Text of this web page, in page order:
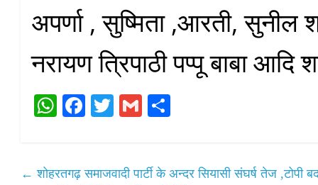
अपर्णा , सुष्मिता ,आरती, सुनील
नरायण त्रिपाठी पप्पू बाबा आदि
W
A
Fa
ok
T
r
G
← शोहरतगढ़ समाजवादी पार्टी के अन्दर सियासी संघर्ष तेज